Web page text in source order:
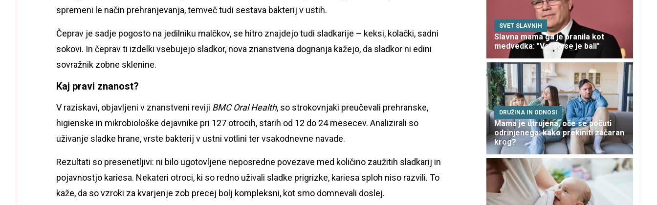
spremeni le način prehranjevanja, temveč tudi sestava bakterij v ustih.
Čeprav je sadje pogosto na jedilniku malčkov, se hitro znajdejo tudi sladkarije – keksi, kolački, sadni
sokovi. In čeprav ti izdelki vsebujejo sladkor, nova znanstvena dognanja kažejo, da sladkor ni edini
sovražnik zobne sklenine.
Kaj pravi znanost?
V raziskavi, objavljeni v znanstveni reviji BMC Oral Health, so strokovnjaki preučevali prehranske,
higienske in mikrobiološke dejavnike pri 127 otrocih, starih od 12 do 24 mesecev. Analizirali so
uživanje sladke hrane, vrste bakterij v ustni votlini ter vsakodnevne navade.
Rezultati so presenetljivi: ni bilo ugotovljene neposredne povezave med količino zaužitih sladkarij in
pojavnostjo kariesa. Nekateri otroci, ki so redno uživali sladke prigrizke, kariesa sploh niso razvili. To
kaže, da so vzroki za kvarjenje zob precej bolj kompleksni, kot smo domnevali doslej.
SVET SLAVNIH
Slavna mama ga je branila kot
medvedka: "Vsi so se je bali"
DRUŽINA IN ODNOSI
Mama je utrujena, oče se počuti
odrinjenega: kako prekiniti začaran
krog?